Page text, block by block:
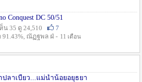
Conquest DC 50/51
น 35 ดู 24,510
7
91.43%, ณัฏฐพล ฝ่ - 11 เดือน
ปลาเบี้ยว...แม่น้ำน้อยอยุธยา